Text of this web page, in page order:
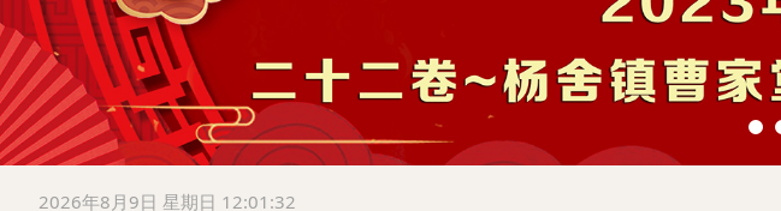
2026年8月9日 星期日 12:01:33